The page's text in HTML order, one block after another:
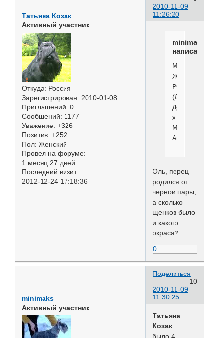
2010-11-09
11:26:20
Татьяна Козак
Активный участник
Откуда: Россия
Зарегистрирован: 2010-01-08
Приглашений: 0
Сообщений: 1177
Уважение: +326
Позитив: +252
Пол: Женский
Провел на форуме:
1 месяц 27 дней
Последний визит:
2012-12-24 17:18:36
minimaks
написал(а):
МИНИМАКС
ЖУЛИЯ
РОБЕРТС
(Дримкисс
Доминик
х
Минимакс
Амаретто)
Оль, перец
родился от
чёрной пары,
а сколько
щенков было
и какого
окраса?
0
Поделиться
10
2010-11-09
11:30:25
minimaks
Активный участник
Татьяна
Козак
было 4